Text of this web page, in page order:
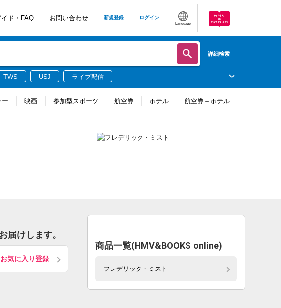
イド・FAQ お問い合わせ 新規登録 ログイン
Language
詳細検索
TWS USJ ライブ配信
ー 映画 参加型スポーツ 航空券 ホテル 航空券＋ホテル
届けします。
お気に入り登録
商品一覧(HMV&BOOKS online)
フレデリック・ミスト